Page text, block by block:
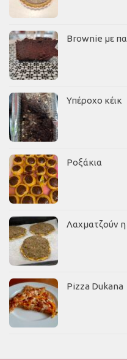
Brownie με
Υπέροχο κέικ
Ροξάκια
Λαχματζούν η
Pizza Dukana